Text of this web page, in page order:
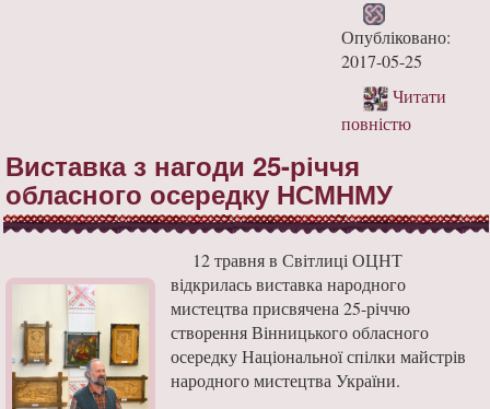
Опубліковано:
2017-05-25
Читати
повністю
Виставка з нагоди 25-річчя
обласного осередку НСМНМУ
12 травня в Світлиці ОЦНТ
відкрилась виставка народного
мистецтва присвячена 25-річчю
створення Вінницького обласного
осередку Національної спілки майстрів
народного мистецтва України.